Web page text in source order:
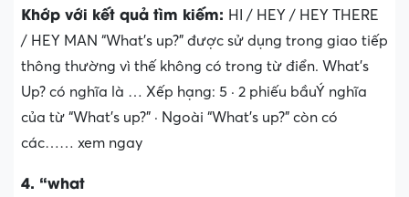
Khớp với kết quả tìm kiếm: HI / HEY / HEY THERE
/ HEY MAN “What’s up?” được sử dụng trong giao tiếp
thông thường vì thế không có trong từ điển. What’s
Up? có nghĩa là … Xếp hạng: 5 · ‎2 phiếu bầu‎Ý nghĩa
của từ “What’s up?” · ‎Ngoài “What’s up?” còn có
các…… xem ngay
4. “what